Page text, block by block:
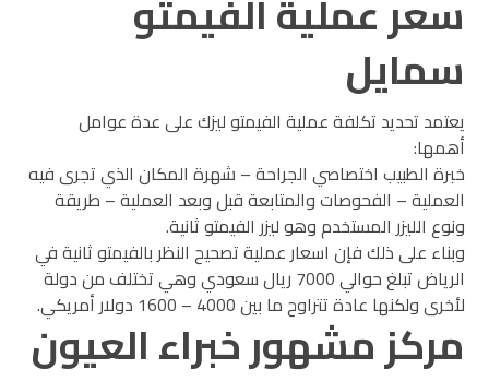
سعر عملية الفيمتو
سمايل
يعتمد تحديد تكلفة عملية الفيمتو ليزك على عدة عوامل
أهمها:
خبرة الطبيب اختصاصي الجراحة – شهرة المكان الذي تجرى فيه
العملية – الفحوصات والمتابعة قبل وبعد العملية – طريقة
ونوع الليزر المستخدم وهو ليزر الفيمتو ثانية.
وبناء على ذلك فإن اسعار عملية تصحيح النظر بالفيمتو ثانية في
الرياض تبلغ حوالي 7000 ريال سعودي وهي تختلف من دولة
لأخرى ولكنها عادة تتراوح ما بين 4000 – 1600 دولار أمريكي.
مركز مشهور خبراء العيون